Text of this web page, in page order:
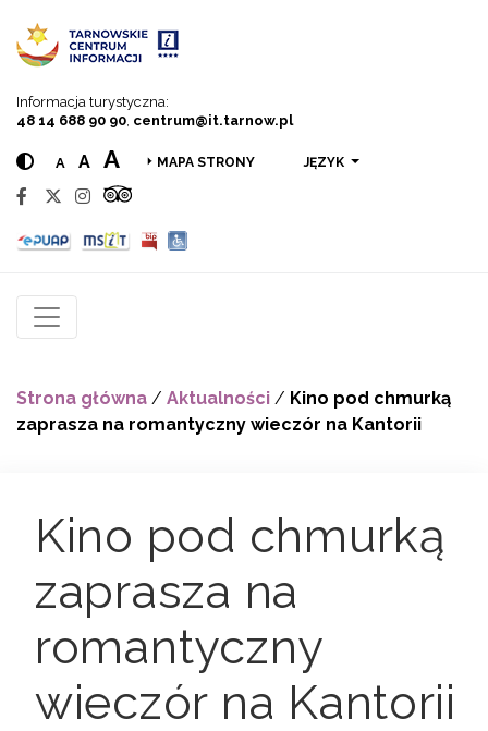
Informacja turystyczna:
48 14 688 90 90 centrum@it.tarnow.pl
A A A MAPA STRONY JĘZYK
Strona główna / Aktualności / Kino pod chmurką
zaprasza na romantyczny wieczór na Kantorii
Kino pod chmurką
zaprasza na
romantyczny
wieczór na Kantorii